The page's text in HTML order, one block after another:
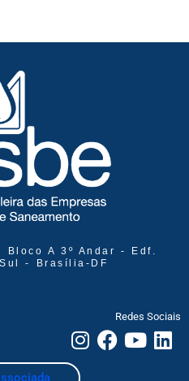
Bloco A 3º Andar - Edf.
- Brasília-DF
Redes Sociais